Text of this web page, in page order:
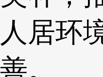
人居环
善。